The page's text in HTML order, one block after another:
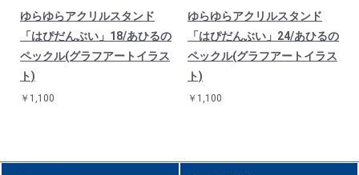
ゆらゆらアクリルスタンド
「はぴだんぶい」18/あひるの
ペックル(グラフアートイラス
ト)
￥1,100
ゆらゆらアクリルスタンド
「はぴだんぶい」24/あひるの
ペックル(グラフアートイラス
ト)
￥1,100